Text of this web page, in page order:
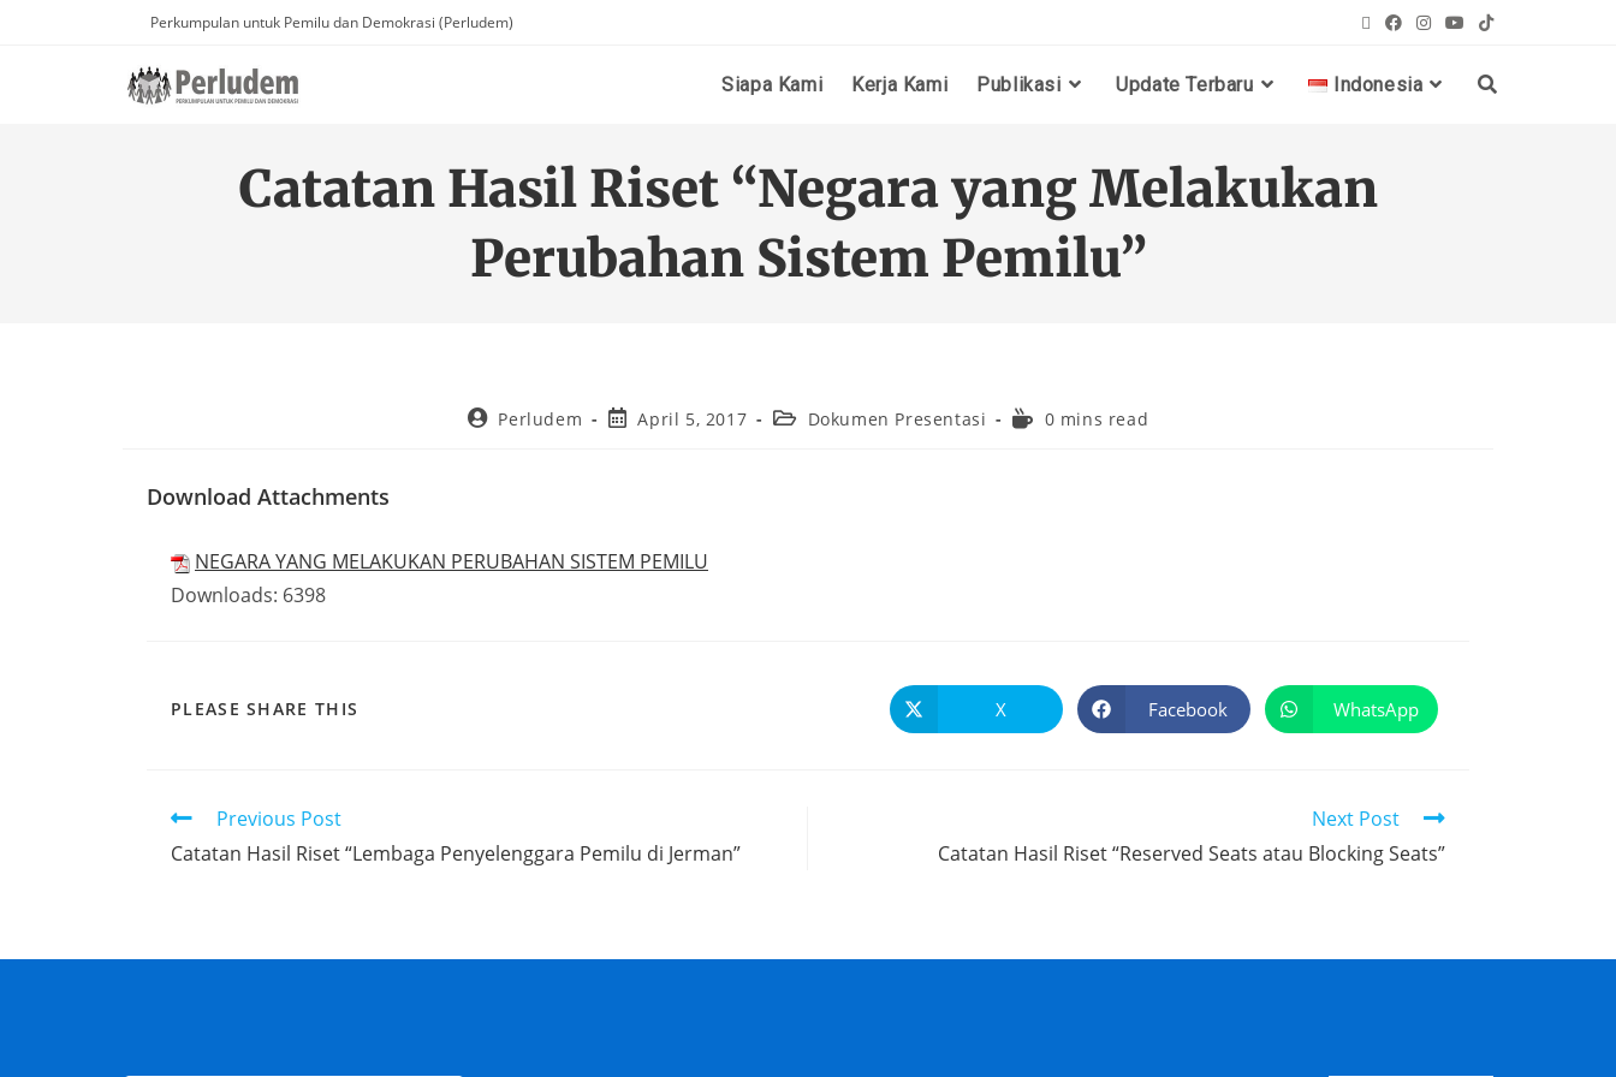
Perkumpulan untuk Pemilu dan Demokrasi (Perludem)
Siapa Kami Kerja Kami Publikasi Update Terbaru Indonesia
Catatan Hasil Riset “Negara yang Melakukan
Perubahan Sistem Pemilu”
Perludem April 5, 2017 Dokumen Presentasi 0 mins read
Download Attachments
NEGARA YANG MELAKUKAN PERUBAHAN SISTEM PEMILU
Downloads: 6398
PLEASE SHARE THIS X Facebook WhatsApp
Previous Post
Catatan Hasil Riset “Lembaga Penyelenggara Pemilu di Jerman”
Next Post
Catatan Hasil Riset “Reserved Seats atau Blocking Seats”